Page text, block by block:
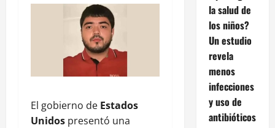
El gobierno de Estados
Unidos presentó una
la salud de
los niños?
Un estudio
revela
menos
infecciones
y uso de
antibióticos